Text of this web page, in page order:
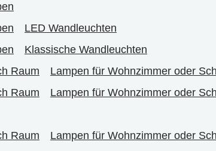
LED Wandleuchten
Klassische Wandleuchten
Raum
Lampen für Wohnzimmer oder
Raum
Lampen für Wohnzimmer oder
Raum
Lampen für Wohnzimmer oder